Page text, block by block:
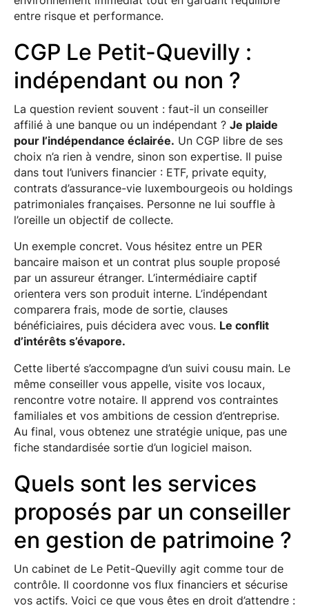
entre risque et performance.
CGP Le Petit-Quevilly :
indépendant ou non ?
La question revient souvent : faut-il un conseiller
affilié à une banque ou un indépendant ? Je plaide
pour l’indépendance éclairée. Un CGP libre de ses
choix n’a rien à vendre, sinon son expertise. Il puise
dans tout l’univers financier : ETF, private equity,
contrats d’assurance-vie luxembourgeois ou holdings
patrimoniales françaises. Personne ne lui souffle à
l’oreille un objectif de collecte.
Un exemple concret. Vous hésitez entre un PER
bancaire maison et un contrat plus souple proposé
par un assureur étranger. L’intermédiaire captif
orientera vers son produit interne. L’indépendant
comparera frais, mode de sortie, clauses
bénéficiaires, puis décidera avec vous. Le conflit
d’intérêts s’évapore.
Cette liberté s’accompagne d’un suivi cousu main. Le
même conseiller vous appelle, visite vos locaux,
rencontre votre notaire. Il apprend vos contraintes
familiales et vos ambitions de cession d’entreprise.
Au final, vous obtenez une stratégie unique, pas une
fiche standardisée sortie d’un logiciel maison.
Quels sont les services
proposés par un conseiller
en gestion de patrimoine ?
Un cabinet de Le Petit-Quevilly agit comme tour de
contrôle. Il coordonne vos flux financiers et sécurise
vos actifs. Voici ce que vous êtes en droit d’attendre :